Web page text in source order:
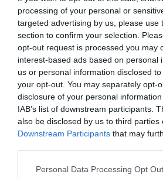
processing of your personal or
targeted advertising by us, please use
section to confirm your selection.
opt-out request is processed you may
interest-based ads based on personal
us or personal information disclosed
your opt-out. You may separately opt-
disclosure of your personal
IAB’s list of downstream participants.
also be disclosed by us to third parties
Downstream Participants that may
Please note that this website/app uses
Personal Data Processing Opt
Ennek az üledékes talajnak az
korszak néhány legnagyobb neolitikus
többi között a Jordán-völgy déli részén
A dombvidékeken is ott találtak nagy
(újkőkorszak), a letelepedés korából, ahol
halmozódott fel, ilyen a Jeruzsálemtől
A tanulmányban Frumkin a tüzek okaként
tevékenységet, és amellett érvel, hogy
emberek lettek volna felelősek ekkora
A feltételezések szerint ez a térség volt a
kezdtek, és áttértek a letelepedett